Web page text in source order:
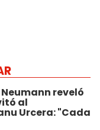
reveló
al
Urcera: "Cada